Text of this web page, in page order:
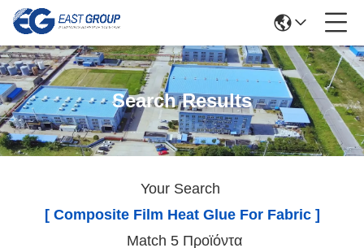
Search Results
Your Search
[ Composite Film Heat Glue For Fabric ]
Match 5 Προϊόντα